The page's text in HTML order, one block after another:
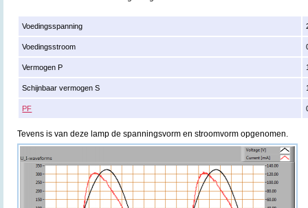
Voedingsspanning
Voedingsstroom
Vermogen P
Schijnbaar vermogen S
PF
Tevens is van deze lamp de spanningsvorm en stroomvorm opgenomen.